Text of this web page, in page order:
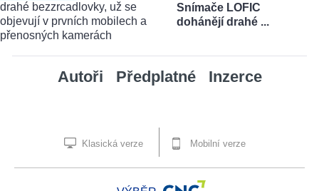
Snímače LOFIC
dohánějí drahé ...
Autoři Předplatné Inzerce
Klasická verze Mobilní verze